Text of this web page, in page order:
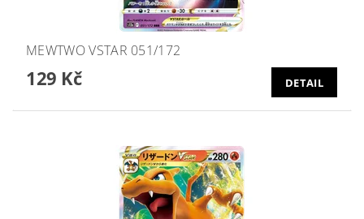
MEWTWO VSTAR 051/172
129 Kč DETAIL